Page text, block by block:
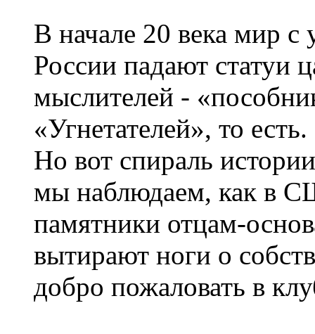
В начале 20 века мир с
России падают статуи
мыслителей -
«Угнетателей», то
Но вот спираль
мы наблюдаем, как в
памятники отцам-
вытирают ноги о
добро пожаловать в